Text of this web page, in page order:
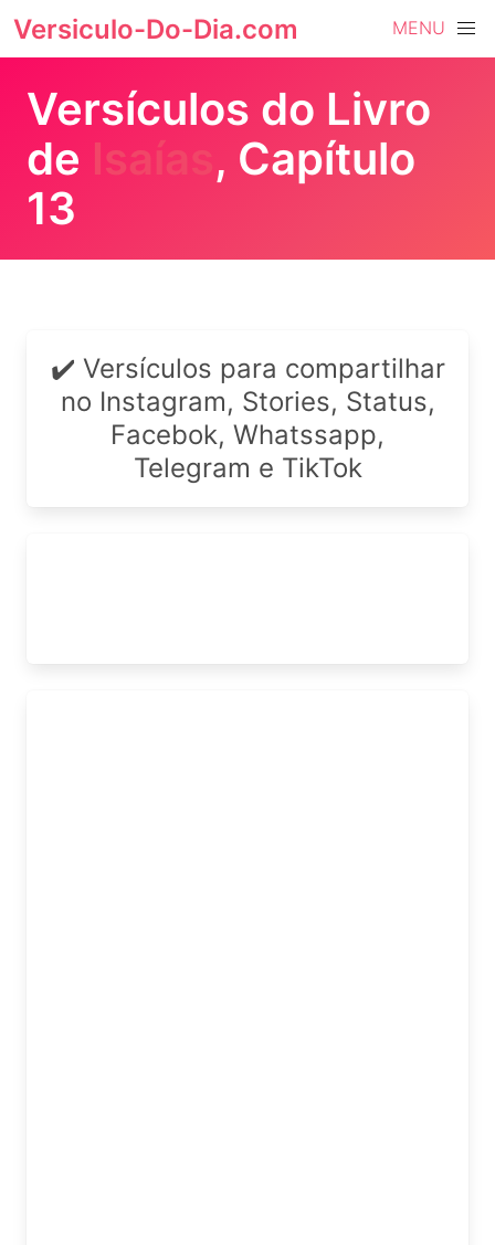
Versiculo-Do-Dia.com MENU
Versículos do Livro
de Isaías, Capítulo
13
✔️ Versículos para compartilhar
no Instagram, Stories, Status,
Facebok, Whatssapp,
Telegram e TikTok